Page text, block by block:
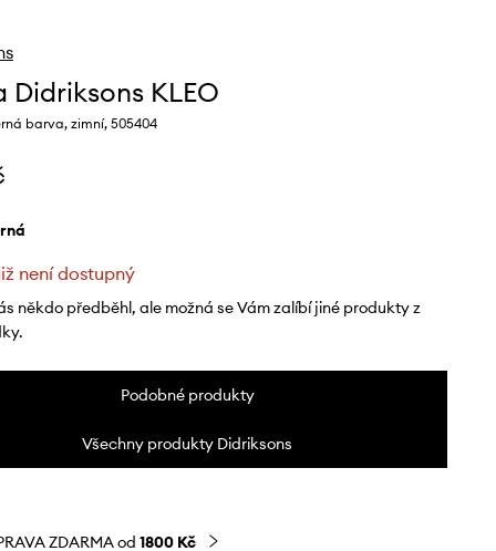
Didriksons KLEO
barva, zimní, 505404
není dostupný
někdo předběhl, ale možná se Vám zalíbí jiné produkty z
Podobné produkty
Všechny produkty Didriksons
ZDARMA od 1800 Kč